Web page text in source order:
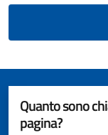
Quanto sono
pagina?